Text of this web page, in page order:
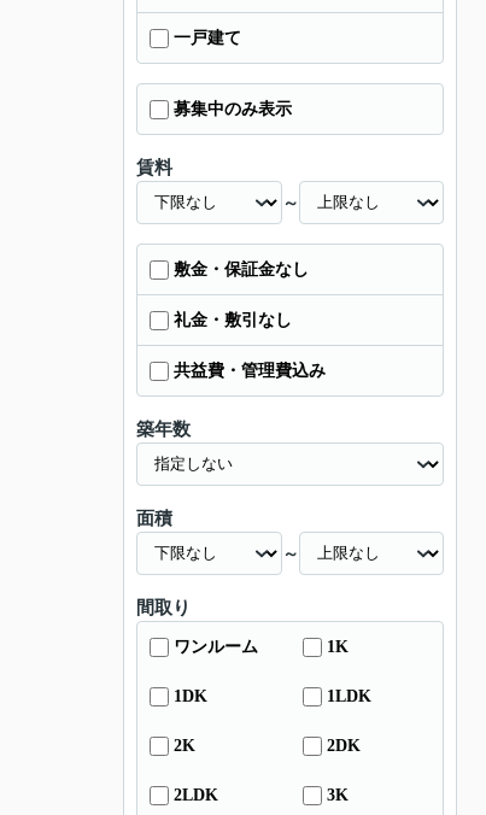
一戸建て
募集中のみ表示
賃料
～
敷金・保証金なし
礼金・敷引なし
共益費・管理費込み
築年数
面積
～
間取り
ワンルーム 1K
1DK 1LDK
2K 2DK
2LDK 3K